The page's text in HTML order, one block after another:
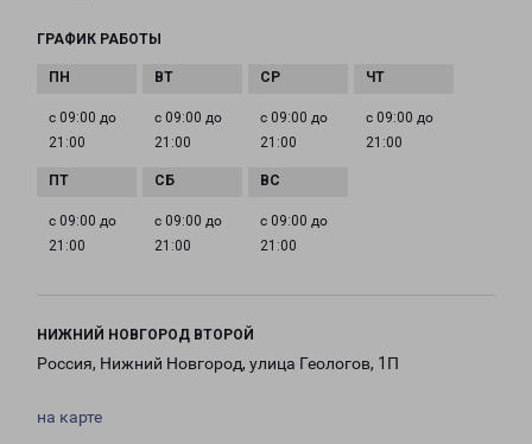
ГРАФИК РАБОТЫ
с 09:00 до
21:00
с 09:00 до
21:00
с 09:00 до
21:00
с 09:00 до
21:00
с 09:00 до
21:00
с 09:00 до
21:00
с 09:00 до
21:00
НИЖНИЙ НОВГОРОД ВТОРОЙ
Россия, Нижний Новгород, улица Геологов, 1П
на карте